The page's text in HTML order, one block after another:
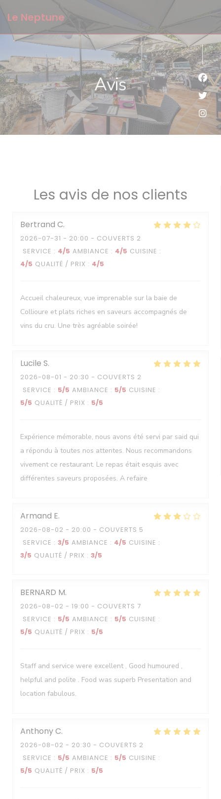
Le Neptune
Avis
Les avis de nos clients
Bertrand C
2026-07-31 - 20:00 - COUVERTS 2
SERVICE : 4/5 AMBIANCE : 4/5 CUISINE :
4/5 QUALITÉ / PRIX : 4/5
Accueil chaleureux, vue imprenable sur la baie de
Collioure et plats riches en saveurs accompagnés de
vins du cru. Une très agréable soirée!
Lucile S
2026-08-01 - 20:30 - COUVERTS 2
SERVICE : 5/5 AMBIANCE : 5/5 CUISINE :
5/5 QUALITÉ / PRIX : 5/5
Expérience mémorable, nous avons été servi par said qui
a répondu à toutes nos attentes. Nous recommandons
vivement ce restaurant. Le repas était esquis avec
différentes saveurs proposées. A refaire
Armand E
2026-08-02 - 20:00 - COUVERTS 5
SERVICE : 3/5 AMBIANCE : 4/5 CUISINE :
3/5 QUALITÉ / PRIX : 3/5
BERNARD M
2026-08-02 - 19:00 - COUVERTS 7
SERVICE : 5/5 AMBIANCE : 5/5 CUISINE :
5/5 QUALITÉ / PRIX : 5/5
Staff and service were excellent , Good humoured ,
helpful and polite . Food was superb Presentation and
location fabulous.
AnthonyC
2026-08-02 - 20:30 - COUVERTS 2
SERVICE : 5/5 AMBIANCE : 5/5 CUISINE :
5/5 QUALITÉ / PRIX : 5/5